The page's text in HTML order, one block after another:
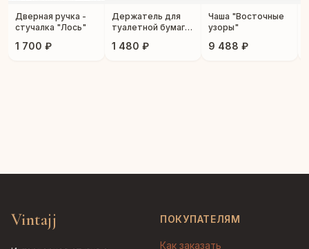
Дверная ручка -
стучалка "Лось"
1 700 ₽
Держатель для
туалетной бумаги
1 480 ₽
Чаша "Восточные
узоры"
9 488 ₽
Vintajj ПОКУПАТЕЛЯМ
Как заказать